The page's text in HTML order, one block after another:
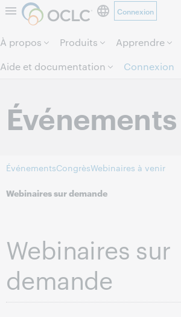
Aller au contenu de la
Connexion
À propos Produits
Apprendre
Aide et documentation
Connexion
Événements
ÉvénementsCongrèsWebinaires à venir
Webinaires sur demande
Webinaires sur
demande